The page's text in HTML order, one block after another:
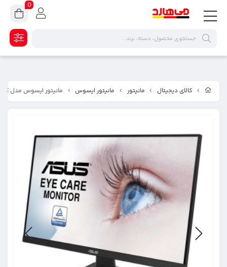
کالای دیجیتال مانیتور مانیتور ایسوس مانيتور ایسوس مدل VA24EHE سايز 24 اينچ
0